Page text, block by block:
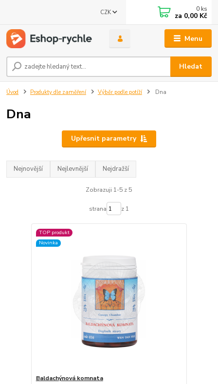
Menu
CZK
Hledat
0 ks
za 0,00 Kč
Úvod Produkty dle zaměření Výběr podle potíží Dna
Dna
Upřesnit parametry
Nejnovější Nejlevnější Nejdražší
Zobrazuji 1-5 z 5
strana z 1
TOP produkt
Novinka
Baldachýnová komnata